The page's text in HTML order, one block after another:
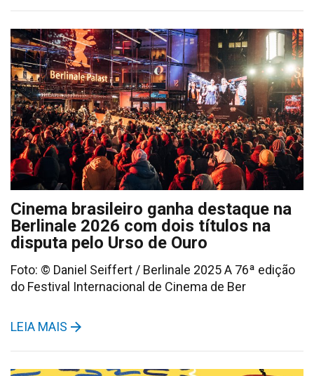
Cinema brasileiro ganha destaque na
Berlinale 2026 com dois títulos na
disputa pelo Urso de Ouro
Foto: © Daniel Seiffert / Berlinale 2025 A 76ª edição
do Festival Internacional de Cinema de Ber
LEIA MAIS